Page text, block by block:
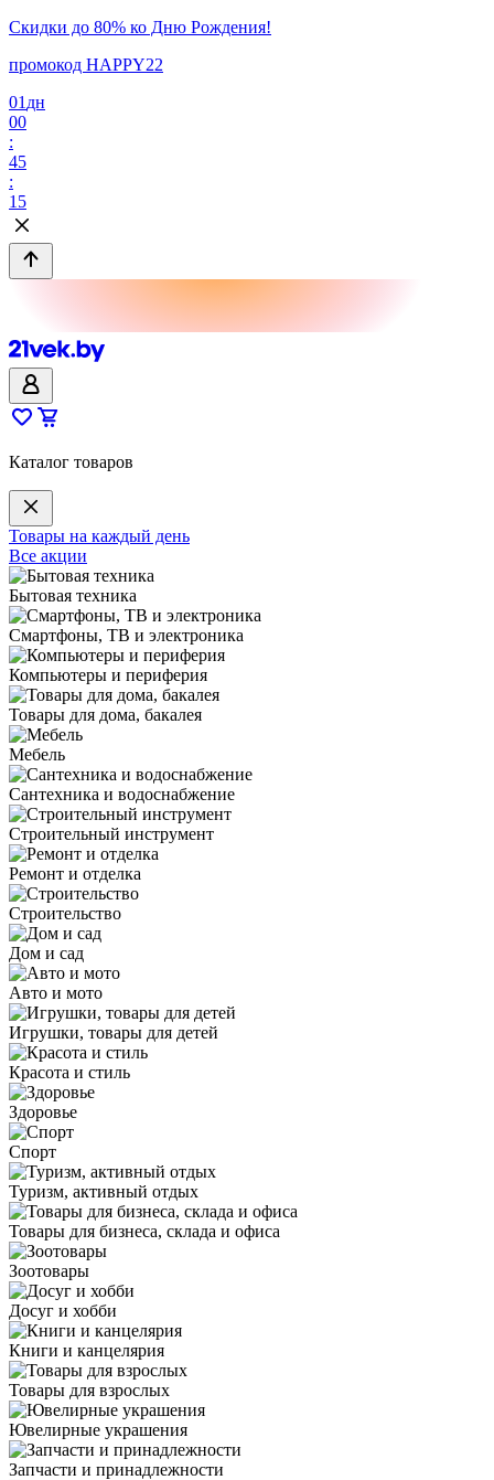
Скидки до 80% ко Дню Рождения!
промокод HAPPY22
01 дн
00
:
45
:
15
Каталог товаров
Товары на каждый день
Все акции
Бытовая техника
Смартфоны, ТВ и электроника
Компьютеры и периферия
Товары для дома, бакалея
Мебель
Сантехника и водоснабжение
Строительный инструмент
Ремонт и отделка
Строительство
Дом и сад
Авто и мото
Игрушки, товары для детей
Красота и стиль
Здоровье
Спорт
Туризм, активный отдых
Товары для бизнеса, склада и офиса
Зоотовары
Досуг и хобби
Книги и канцелярия
Товары для взрослых
Ювелирные украшения
Запчасти и принадлежности